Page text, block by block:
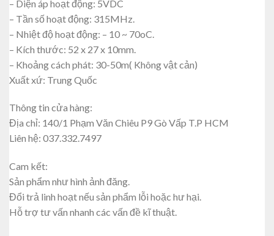
– Diện áp hoạt động: 5VDC
– Tần số hoạt động: 315MHz.
– Nhiệt độ hoạt động: – 10 ~ 70oC.
– Kích thước: 52 x 27 x 10mm.
– Khoảng cách phát: 30-50m( Không vật cản)
Xuất xứ: Trung Quốc
Thông tin cửa hàng:
Địa chỉ: 140/1 Phạm Văn Chiêu P9 Gò Vấp T.P HCM
Liên hệ: 037.332.7497
Cam kết:
Sản phẩm như hình ảnh đăng.
Đổi trả linh hoạt nếu sản phẩm lỗi hoặc hư hại.
Hỗ trợ tư vấn nhanh các vấn đề kĩ thuật.